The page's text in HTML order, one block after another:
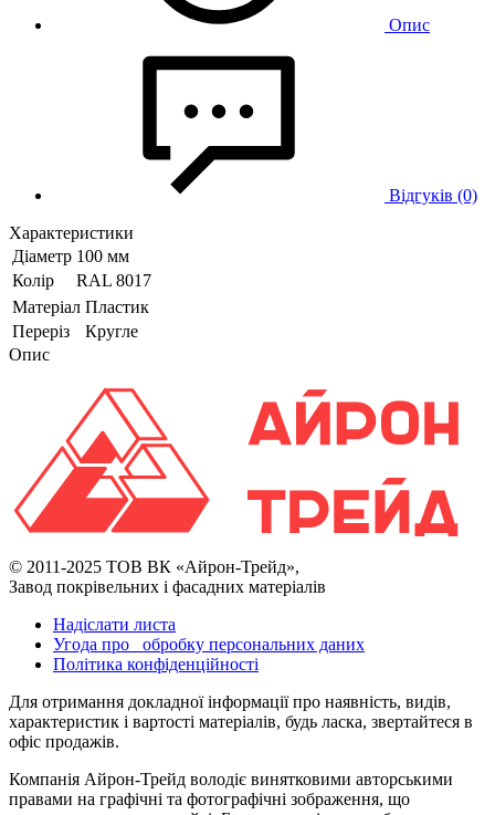
Опис
Відгуків (0)
Характеристики
Діаметр 100 мм
Колір
RAL 8017
Матеріал Пластик
Переріз
Кругле
Опис
© 2011-2025 ТОВ ВК «Айрон-Трейд»,
Завод покрівельних і фасадних матеріалів
Надіслати листа
Угода про обробку персональних даних
Політика конфіденційності
Для отримання докладної інформації про наявність, видів,
характеристик і вартості матеріалів, будь ласка, звертайтеся в
офіс продажів.
Компанія Айрон-Трейд володіє винятковими авторськими
правами на графічні та фотографічні зображення, що